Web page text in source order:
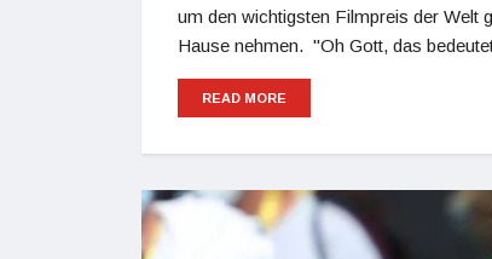
um den wichtigsten Filmpreis der Welt
Hause nehmen. "Oh Gott, das
READ MORE